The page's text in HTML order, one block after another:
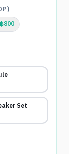
฿800
Set